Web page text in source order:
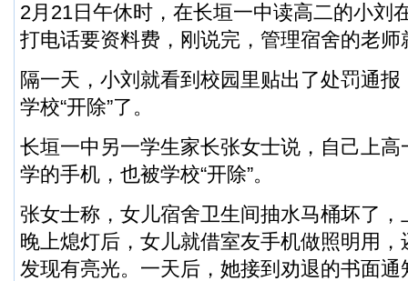
2月21日午休时，在长垣一中读高二的小刘
打电话要资料费，刚说完，管理宿舍的老师
隔一天，小刘就看到校园里贴出了处罚通
学校“开除”了。
长垣一中另一学生家长张女士说，自己上
学的手机，也被学校“开除”。
张女士称，女儿宿舍卫生间抽水马桶坏了
晚上熄灯后，女儿就借室友手机做照明用
发现有亮光。一天后，她接到劝退的书面通